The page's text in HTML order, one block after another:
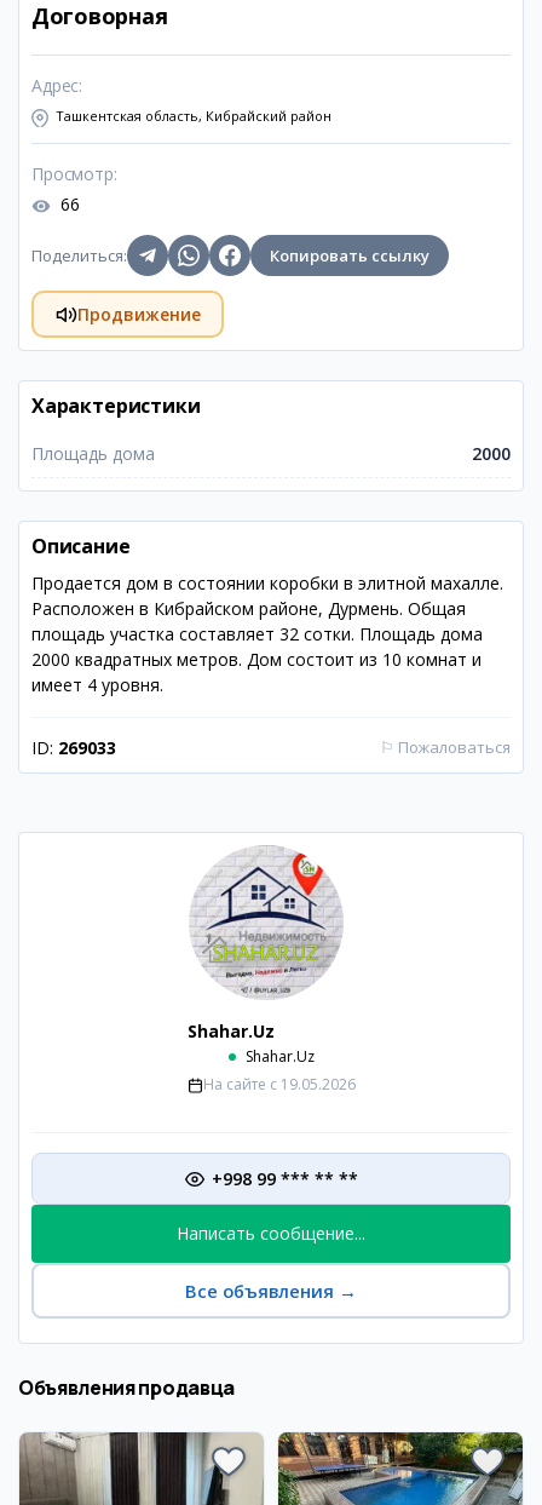
Договорная
Адрес:
Ташкентская область, Кибрайский район
Просмотр:
66
Поделиться: Копировать ссылку
Продвижение
Характеристики
Площадь дома 2000
Описание
Продается дом в состоянии коробки в элитной махалле.
Расположен в Кибрайском районе, Дурмень. Общая
площадь участка составляет 32 сотки. Площадь дома
2000 квадратных метров. Дом состоит из 10 комнат и
имеет 4 уровня.
ID: 269033 ⚐ Пожаловаться
Shahar.Uz
Shahar.Uz
На сайте с 19.05.2026
+998 99 *** ** **
Написать сообщение...
Все объявления →
Объявления продавца